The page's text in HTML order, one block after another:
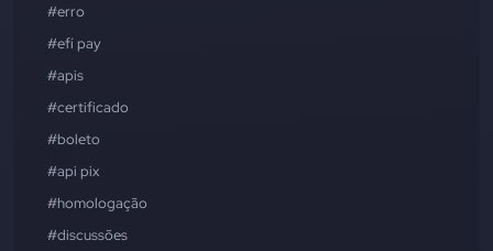
#erro
#efí pay
#apis
#certificado
#boleto
#api pix
#homologação
#discussões